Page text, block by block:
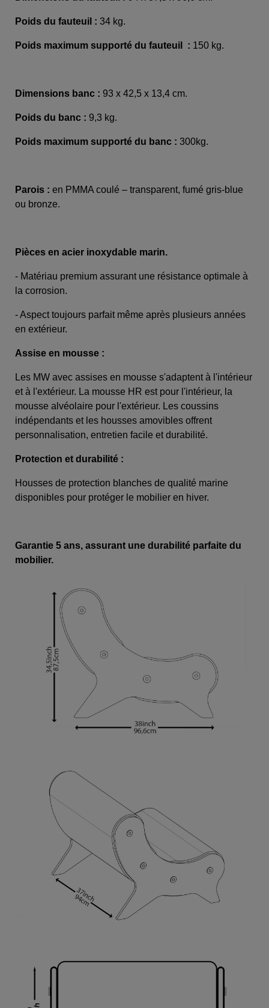
Poids du fauteuil : 34 kg.
Poids maximum supporté du fauteuil : 150 kg.
Dimensions banc : 93 x 42,5 x 13,4 cm.
Poids du banc : 9,3 kg.
Poids maximum supporté du banc : 300kg.
Parois : en PMMA coulé – transparent, fumé gris-blue
ou bronze.
Pièces en acier inoxydable marin.
- Matériau premium assurant une résistance optimale à
la corrosion.
- Aspect toujours parfait même après plusieurs années
en extérieur.
Assise en mousse :
Les MW avec assises en mousse s'adaptent à l'intérieur
et à l'extérieur. La mousse HR est pour l'intérieur, la
mousse alvéolaire pour l'extérieur. Les coussins
indépendants et les housses amovibles offrent
personnalisation, entretien facile et durabilité.
Protection et durabilité :
Housses de protection blanches de qualité marine
disponibles pour protéger le mobilier en hiver.
Garantie 5 ans, assurant une durabilité parfaite du
mobilier.